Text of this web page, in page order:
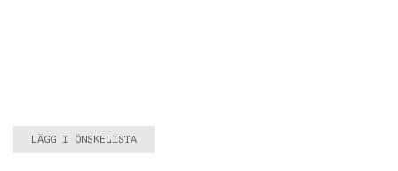
LÄGG I ÖNSKELISTA